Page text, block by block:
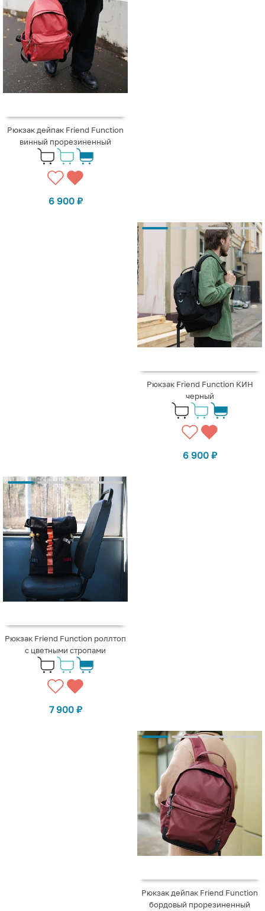
Рюкзак дейпак Friend Function
винный прорезиненный
6 900 ₽
Рюкзак Friend Function КИН
черный
6 900 ₽
Рюкзак Friend Function роллтоп
с цветными стропами
7 900 ₽
Рюкзак дейпак Friend Function
бордовый прорезиненный